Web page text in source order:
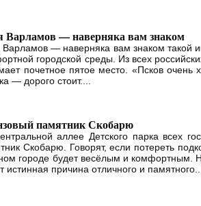
Варламов — наверняка вам знаком
Варламов — наверняка вам знаком такой
городской среды. Из всех
почетное пятое место. «Псков
— дорого стоит....
памятник Скобарю
аллее Детского парка всех
Скобарю. Говорят, если потереть
городе будет весёлым и комфортным.
истинная причина отличного и